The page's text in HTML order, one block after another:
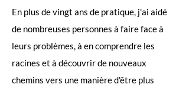
En plus de vingt ans de pratique, j'ai aidé
de nombreuses personnes à faire face à
leurs problèmes, à en comprendre les
racines et à découvrir de nouveaux
chemins vers une manière d'être plus